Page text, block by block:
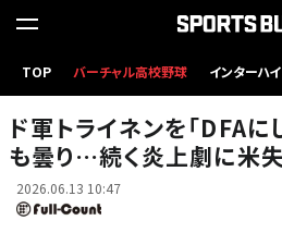
TOP バーチャル高校野球 インターハイ
Wソックス戦の5回途中に登板したドジャースのブレイ
ド軍トライネンを「DFA
も曇り…続く炎上劇に米失
2026.06.13 10:47